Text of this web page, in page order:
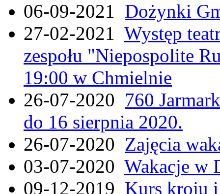
06-09-2021 Dożynki
27-02-2021 Występ
zespołu "Niepospolite
19:00 w Chmielnie
26-07-2020 760
do 16 sierpnia 2020.
26-07-2020 Zajęcia
03-07-2020 Wakacje w
09-12-2019 Kurs kroju i